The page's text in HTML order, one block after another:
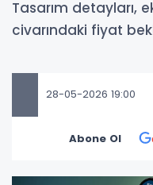
Tasarım detayları,
civarındaki fiyat
28-05-2026 19:00
Abone Ol